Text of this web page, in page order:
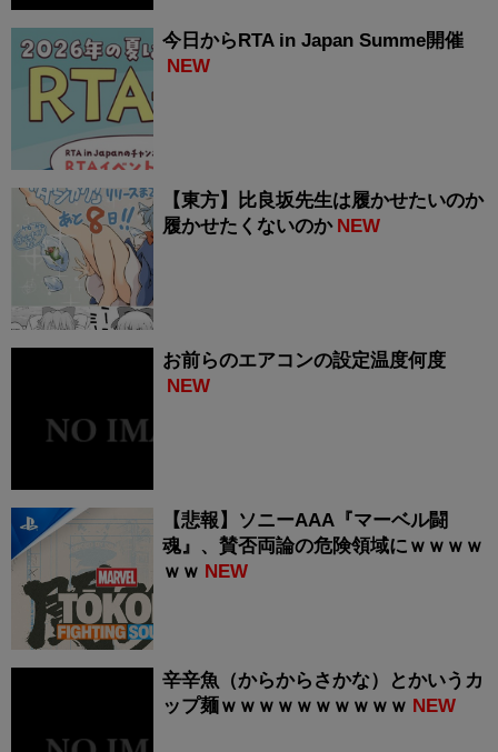
今日からRTA in Japan Summe開催
NEW
【東方】比良坂先生は履かせたいのか
履かせたくないのか NEW
お前らのエアコンの設定温度何度
NEW
【悲報】ソニーAAA『マーベル闘
魂』、賛否両論の危険領域にｗｗｗｗ
ｗｗ NEW
辛辛魚（からからさかな）とかいうカ
ップ麺ｗｗｗｗｗｗｗｗｗｗ NEW